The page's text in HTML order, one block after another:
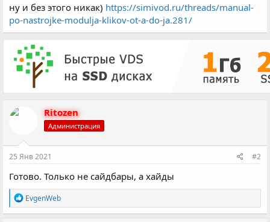
ну и без этого никак) https://simivod.ru/threads/manual-
po-nastrojke-modulja-klikov-ot-a-do-ja.281/
Ritozen
Администрация
25 Янв 2021 #2
Готово. Только не сайдбары, а хайды
Р
е
а
EvgenWeb